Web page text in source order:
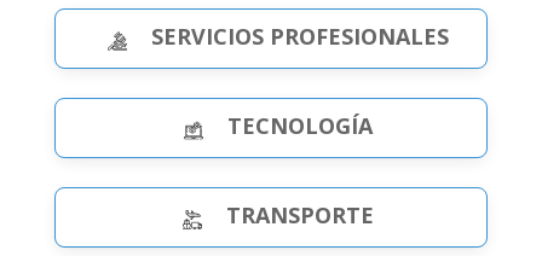
SERVICIOS PROFESIONALES
TECNOLOGÍA
TRANSPORTE